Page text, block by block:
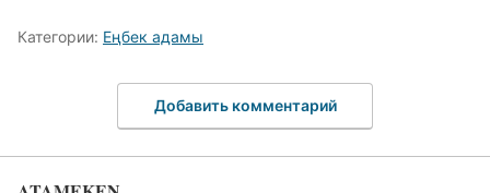
Категории: Еңбек адамы
Добавить комментарий